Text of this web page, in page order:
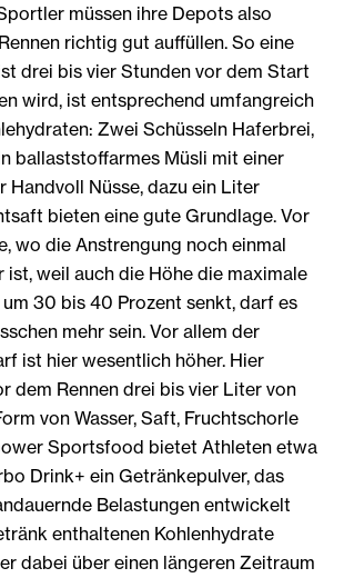
müssen ihre Depots also
richtig gut auffüllen. So eine
drei bis vier Stunden vor dem Start
wird, ist entsprechend umfangreich
Zwei Schüsseln Haferbrei,
ballaststoffarmes Müsli mit einer
Handvoll Nüsse, dazu ein Liter
bieten eine gute Grundlage. Vor
wo die Anstrengung noch einmal
ist, weil auch die Höhe die maximale
30 bis 40 Prozent senkt, darf es
mehr sein. Vor allem der
ist hier wesentlich höher. Hier
dem Rennen drei bis vier Liter von
von Wasser, Saft, Fruchtschorle
Sportsfood bietet Athleten etwa
Drink+ ein Getränkepulver, das
Belastungen entwickelt
enthaltenen Kohlenhydrate
dabei über einen längeren Zeitraum